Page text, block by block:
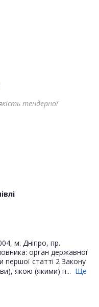
тендерної
м. Дніпро, пр.
орган державної
першої статті 2 Закону
якою (якими) п... Ще